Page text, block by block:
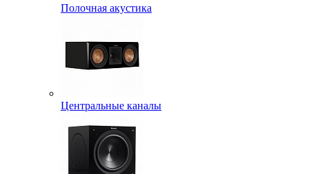
Полочная акустика
Центральные каналы